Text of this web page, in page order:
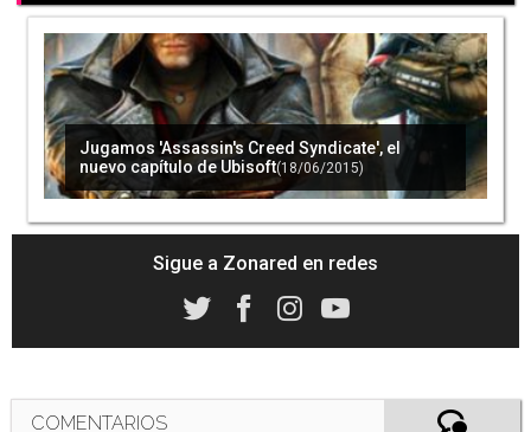
Jugamos 'Assassin's Creed Syndicate', el
nuevo capítulo de Ubisoft(18/06/2015)
Sigue a Zonared en redes
COMENTARIOS